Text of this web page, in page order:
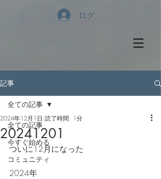
ログイン
記事
全ての記事
今すぐ始める
コミュニティ
全ての記事
20241201
2024年12月1日 読了時間: 1分
ついに12月になった
2024年